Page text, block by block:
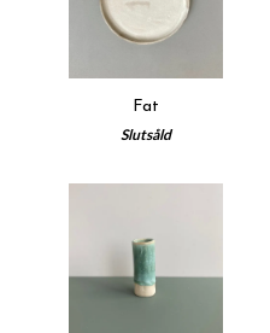
Fat
Slutsåld